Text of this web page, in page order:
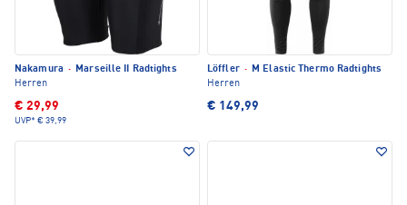
Nakamura · Marseille II Radtights
Herren
€ 29,99
UVP* € 39,99
Löffler · M Elastic Thermo Radtights
Herren
€ 149,99